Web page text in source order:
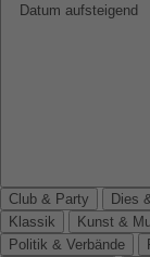
Datum aufsteigend
Club & Party Dies
Klassik
Kunst &
Politik & Verbände